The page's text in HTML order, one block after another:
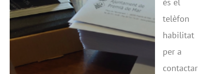
telèfon
habilitat
per a
contactar